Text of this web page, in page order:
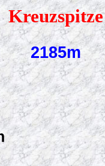
Kreuzspitze
2185m